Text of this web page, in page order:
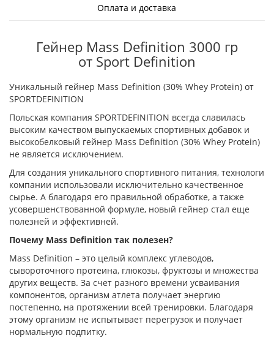
Оплата и доставка
Гейнер Mass Definition 3000 гр
от Sport Definition
Уникальный гейнер Mass Definition (30% Whey Protein) от
SPORTDEFINITION
Польская компания SPORTDEFINITION всегда славилась
высоким качеством выпускаемых спортивных добавок и
высокобелковый гейнер Mass Definition (30% Whey Protein)
не является исключением.
Для создания уникального спортивного питания, технологи
компании использовали исключительно качественное
сырье. А благодаря его правильной обработке, а также
усовершенствованной формуле, новый гейнер стал еще
полезней и эффективней.
Почему Mass Definition так полезен?
Mass Definition – это целый комплекс углеводов,
сывороточного протеина, глюкозы, фруктозы и множества
других веществ. За счет разного времени усваивания
компонентов, организм атлета получает энергию
постепенно, на протяжении всей тренировки. Благодаря
этому организм не испытывает перегрузок и получает
нормальную подпитку.